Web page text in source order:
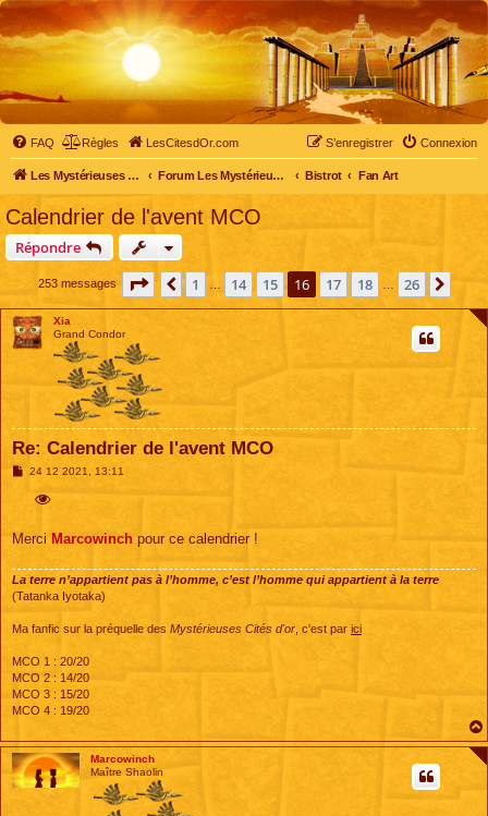
FAQ Règles LesCitesdOr.com Connexion
S’enregistrer
Les Mystérieuses Cités d'Or - LesCitesdOr.com Forum Les Mystérieuses Cités d'Or Bistrot Fan Art
Calendrier de l'avent MCO
Répondre
253 messages Page 16 sur 26
Précédente
1 14 15 16 17 18 26
Xia
Grand Condor
Re: Calendrier de l'avent MCO
M
g
24 12 2021, 13:11
Merci Marcowinch pour ce calendrier !
La terre n’appartient pas à l’homme, c’est l’homme qui appartient à la terre
(Tatanka Iyotaka)
Ma fanfic sur la préquelle des Mystérieuses Cités d'or , c'est par ici
MCO 1 : 20/20
MCO 2 : 14/20
MCO 3 : 15/20
MCO 4 : 19/20
Marcowinch
Maître Shaolin